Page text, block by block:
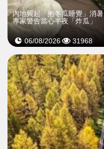
內地興起「抱冬瓜睡覺」消暑
專家警告當心半夜「炸瓜」
06/08/2026 31968